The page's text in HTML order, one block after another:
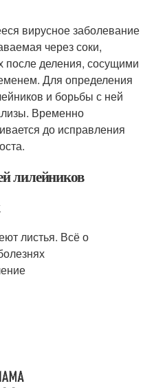
вирусное заболевание
через соки,
после деления, сосущими
Для определения
и борьбы с ней
Временно
до исправления
лилейников